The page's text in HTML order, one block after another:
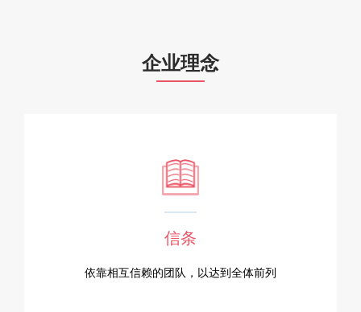
企业理念
信条
依靠相互信赖的团队，以达到全体前列